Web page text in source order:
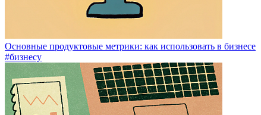
Основные продуктовые метрики: как использовать в бизнесе
#бизнесу